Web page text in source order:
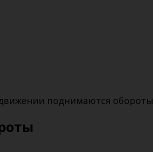
поднимаются обороты